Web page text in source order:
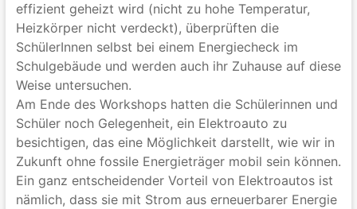
effizient geheizt wird (nicht zu hohe Temperatur,
Heizkörper nicht verdeckt), überprüften die
SchülerInnen selbst bei einem Energiecheck im
Schulgebäude und werden auch ihr Zuhause auf diese
Weise untersuchen.
Am Ende des Workshops hatten die Schülerinnen und
Schüler noch Gelegenheit, ein Elektroauto zu
besichtigen, das eine Möglichkeit darstellt, wie wir in
Zukunft ohne fossile Energieträger mobil sein können.
Ein ganz entscheidender Vorteil von Elektroautos ist
nämlich, dass sie mit Strom aus erneuerbarer Energie